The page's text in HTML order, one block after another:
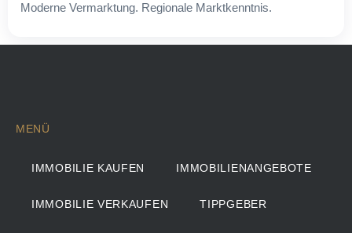
Moderne Vermarktung. Regionale Marktkenntnis.
MENÜ
IMMOBILIE KAUFEN IMMOBILIENANGEBOTE
IMMOBILIE VERKAUFEN TIPPGEBER